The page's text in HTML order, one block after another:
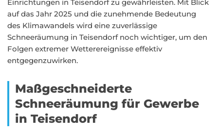
Einrichtungen in Teisendorf zu gewährleisten. Mit Blick
auf das Jahr 2025 und die zunehmende Bedeutung
des Klimawandels wird eine zuverlässige
Schneeräumung in Teisendorf noch wichtiger, um den
Folgen extremer Wetterereignisse effektiv
entgegenzuwirken.
Maßgeschneiderte
Schneeräumung für Gewerbe
in Teisendorf